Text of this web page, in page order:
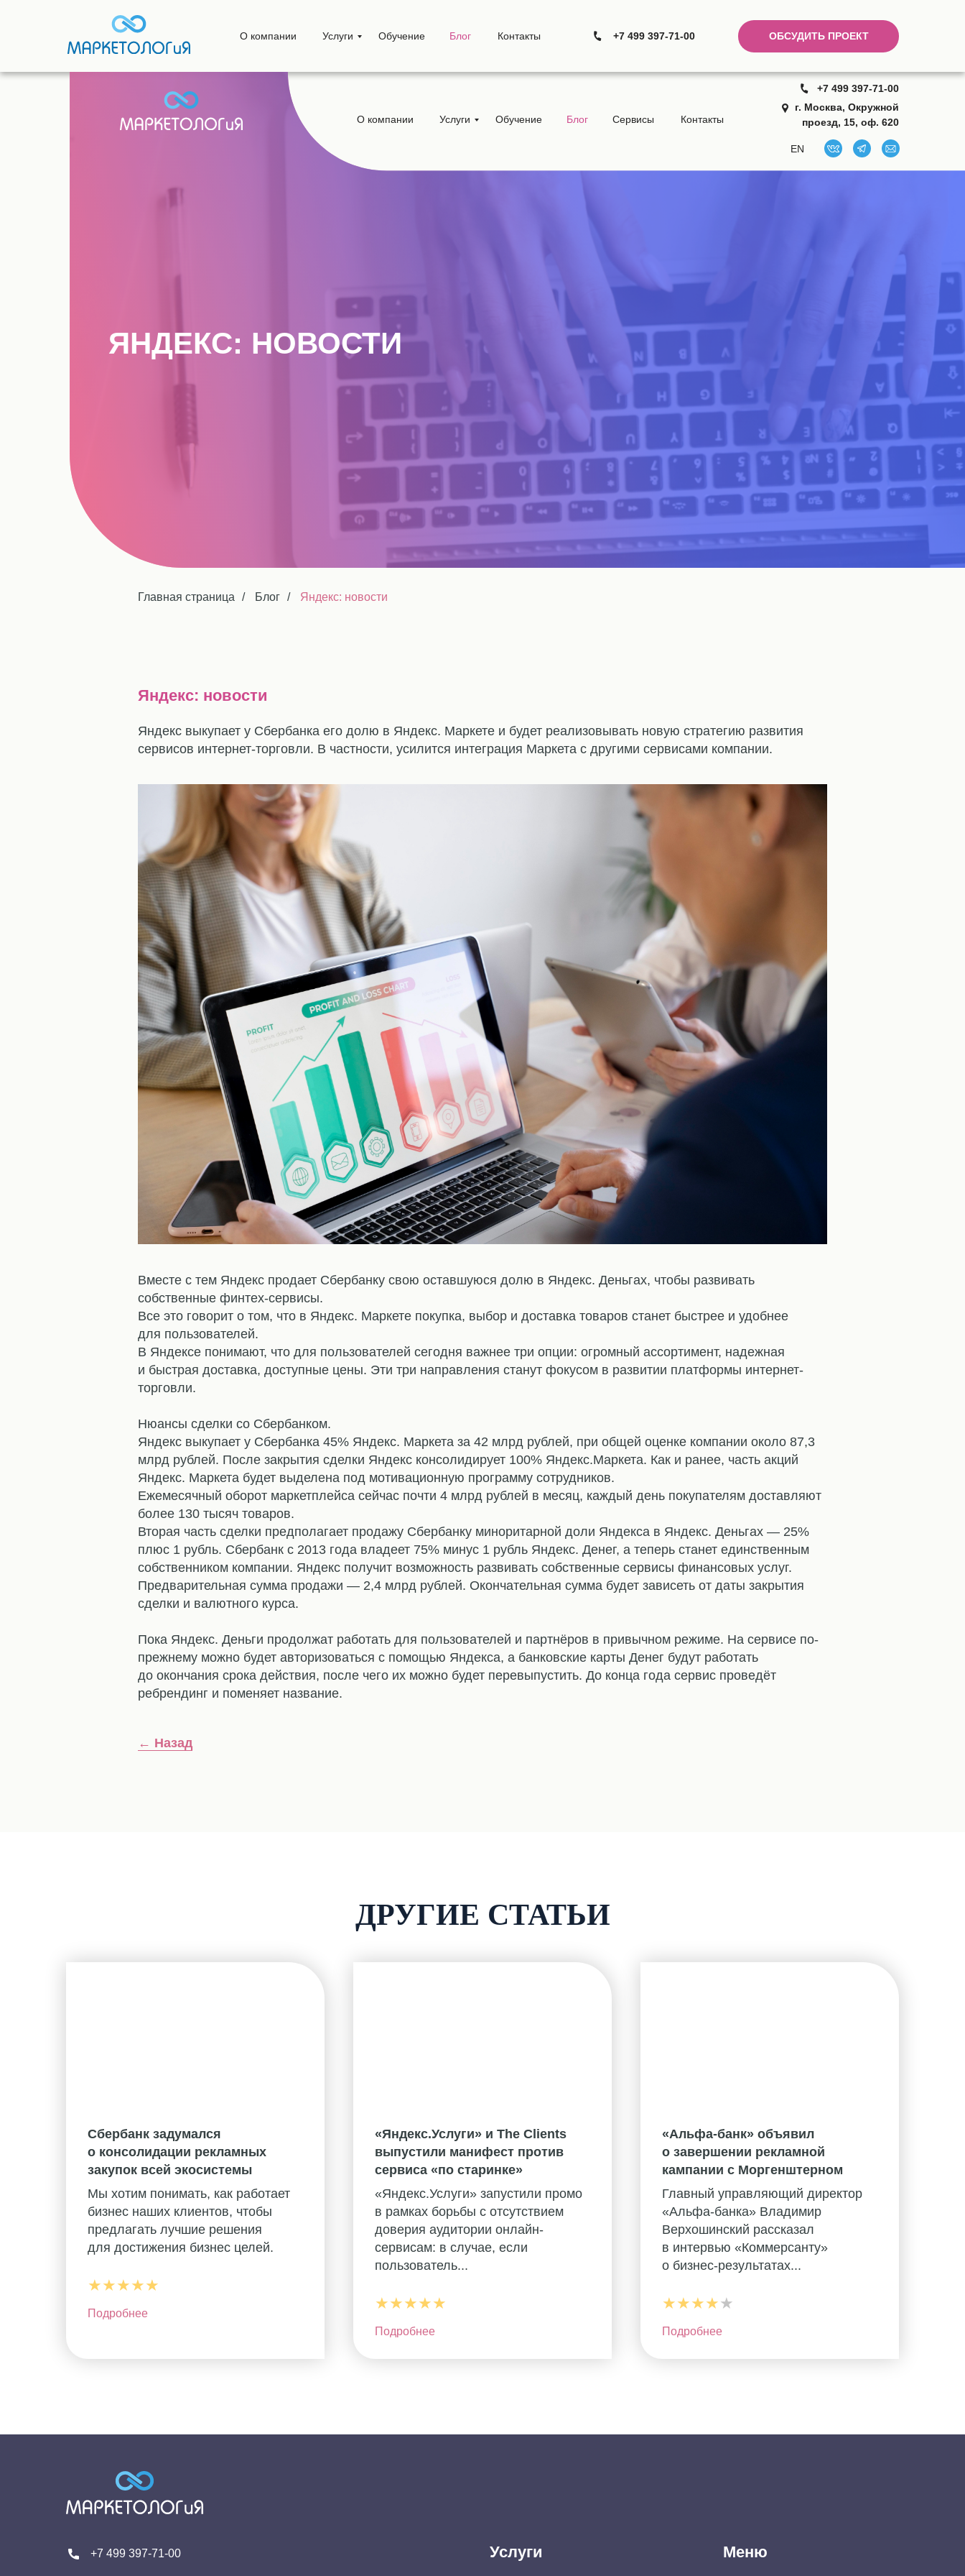
О компании Услуги Обучение Блог Контакты ОБСУДИТЬ ПРОЕКТ
+7 499 397-71-00
ЯНДЕКС: НОВОСТИ
О компании Услуги Обучение Блог Сервисы Контакты
+7 499 397-71-00
г. Москва, Окружной
проезд, 15, оф. 620
EN
Главная страница / Блог / Яндекс: новости
Яндекс: новости
Яндекс выкупает у Сбербанка его долю в Яндекс. Маркете и будет реализовывать новую стратегию развития
сервисов интернет-торговли. В частности, усилится интеграция Маркета с другими сервисами компании.
Вместе с тем Яндекс продает Сбербанку свою оставшуюся долю в Яндекс. Деньгах, чтобы развивать
собственные финтех-сервисы.
Все это говорит о том, что в Яндекс. Маркете покупка, выбор и доставка товаров станет быстрее и удобнее
для пользователей.
В Яндексе понимают, что для пользователей сегодня важнее три опции: огромный ассортимент, надежная
и быстрая доставка, доступные цены. Эти три направления станут фокусом в развитии платформы интернет-
торговли.
Нюансы сделки со Сбербанком.
Яндекс выкупает у Сбербанка 45% Яндекс. Маркета за 42 млрд рублей, при общей оценке компании около 87,3
млрд рублей. После закрытия сделки Яндекс консолидирует 100% Яндекс.Маркета. Как и ранее, часть акций
Яндекс. Маркета будет выделена под мотивационную программу сотрудников.
Ежемесячный оборот маркетплейса сейчас почти 4 млрд рублей в месяц, каждый день покупателям доставляют
более 130 тысяч товаров.
Вторая часть сделки предполагает продажу Сбербанку миноритарной доли Яндекса в Яндекс. Деньгах — 25%
плюс 1 рубль. Сбербанк с 2013 года владеет 75% минус 1 рубль Яндекс. Денег, а теперь станет единственным
собственником компании. Яндекс получит возможность развивать собственные сервисы финансовых услуг.
Предварительная сумма продажи — 2,4 млрд рублей. Окончательная сумма будет зависеть от даты закрытия
сделки и валютного курса.
Пока Яндекс. Деньги продолжат работать для пользователей и партнёров в привычном режиме. На сервисе по-
прежнему можно будет авторизоваться с помощью Яндекса, а банковские карты Денег будут работать
до окончания срока действия, после чего их можно будет перевыпустить. До конца года сервис проведёт
ребрендинг и поменяет название.
← Назад
ДРУГИЕ СТАТЬИ
Сбербанк задумался
о консолидации рекламных
закупок всей экосистемы
Мы хотим понимать, как работает
бизнес наших клиентов, чтобы
предлагать лучшие решения
для достижения бизнес целей.
★★★★★
Подробнее
«Яндекс.Услуги» и The Clients
выпустили манифест против
сервиса «по старинке»
«Яндекс.Услуги» запустили промо
в рамках борьбы с отсутствием
доверия аудитории онлайн-
сервисам: в случае, если
пользователь...
★★★★★
Подробнее
«Альфа-банк» объявил
о завершении рекламной
кампании с Моргенштерном
Главный управляющий директор
«Альфа-банка» Владимир
Верхошинский рассказал
в интервью «Коммерсанту»
о бизнес-результатах...
★★★★★
Подробнее
Меню
Услуги
+7 499 397-71-00